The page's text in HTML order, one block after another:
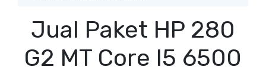
Jual Paket HP 280
G2 MT Core I5 6500